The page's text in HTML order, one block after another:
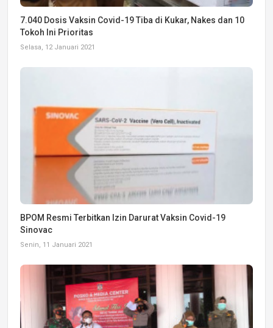
7.040 Dosis Vaksin Covid-19 Tiba di Kukar, Nakes dan 10
Tokoh Ini Prioritas
Selasa, 12 Januari 2021
BPOM Resmi Terbitkan Izin Darurat Vaksin Covid-19
Sinovac
Senin, 11 Januari 2021